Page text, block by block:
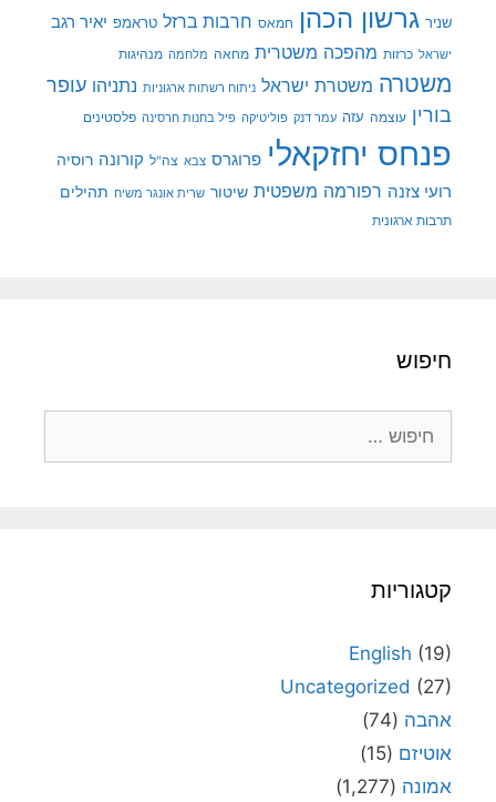
שניר גרשון הכהן חמאס חרבות ברזל טראמפ יאיר רגב
ישראל כרזות מהפכה משטרית מחאה מלחמה מנהיגות
משטרה משטרת ישראל ניתוח רשתות ארגוניות נתניהו עופר
בורין עוצמה עזה עמר דנק פוליטיקה פיל בחנות חרסינה פלסטינים
פנחס יחזקאלי פרוגרס צבא צה"ל קורונה רוסיה
רועי צזנה רפורמה משפטית שיטור שרית אונגר משיח תהילים
תרבות ארגונית
חיפוש
קטגוריות
English (19)
Uncategorized (27)
אהבה (74)
אוטיזם (15)
אמונה (1,277)